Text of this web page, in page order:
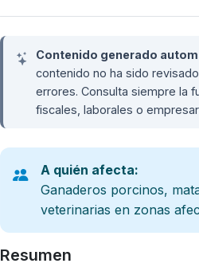
Contenido generado
contenido no ha sido
errores. Consulta siempre la
fiscales, laborales o
A quién afecta:
Ganaderos porcinos,
veterinarias en zonas
Resumen